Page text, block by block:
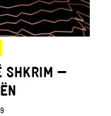
SHKRIM —